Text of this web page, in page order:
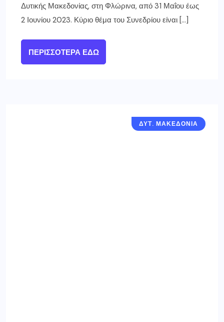
Δυτικής Μακεδονίας, στη Φλώρινα, από 31 Μαΐου έως
2 Ιουνίου 2023. Κύριο θέμα του Συνεδρίου είναι […]
ΠΕΡΙΣΣΌΤΕΡΑ ΕΔΏ
ΔΥΤ. ΜΑΚΕΔΟΝΙΑ